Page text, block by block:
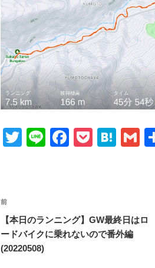
T
Li
F
b
o
P
H
a
G
投
稿
ナ
前
の
投
稿
前
【本日のランニング】GW最終日はロ
ードバイクに乗れないので番外編
(20220508)